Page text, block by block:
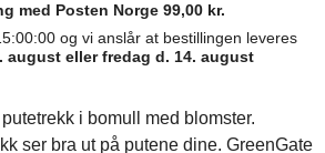
med Posten Norge 99,00 kr.
og vi anslår at bestillingen leveres
august eller fredag d. 14. august
i bomull med blomster.
ser bra ut på putene dine. GreenGate